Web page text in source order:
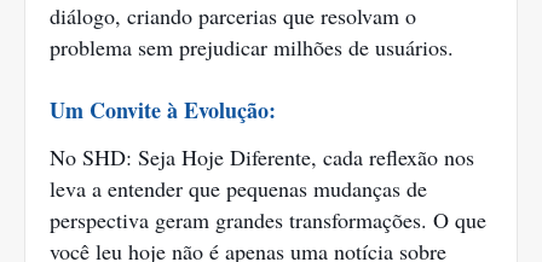
diálogo, criando parcerias que resolvam o
problema sem prejudicar milhões de usuários.
Um Convite à Evolução:
No SHD: Seja Hoje Diferente, cada reflexão nos
leva a entender que pequenas mudanças de
perspectiva geram grandes transformações. O que
você leu hoje não é apenas uma notícia sobre